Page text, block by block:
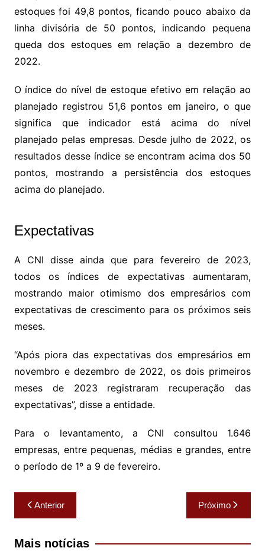
estoques foi 49,8 pontos, ficando pouco abaixo da
linha divisória de 50 pontos, indicando pequena
queda dos estoques em relação a dezembro de
2022.
O índice do nível de estoque efetivo em relação ao
planejado registrou 51,6 pontos em janeiro, o que
significa que indicador está acima do nível
planejado pelas empresas. Desde julho de 2022, os
resultados desse índice se encontram acima dos 50
pontos, mostrando a persistência dos estoques
acima do planejado.
Expectativas
A CNI disse ainda que para fevereiro de 2023,
todos os índices de expectativas aumentaram,
mostrando maior otimismo dos empresários com
expectativas de crescimento para os próximos seis
meses.
“Após piora das expectativas dos empresários em
novembro e dezembro de 2022, os dois primeiros
meses de 2023 registraram recuperação das
expectativas”, disse a entidade.
Para o levantamento, a CNI consultou 1.646
empresas, entre pequenas, médias e grandes, entre
o período de 1º a 9 de fevereiro.
Navegação
de
Post
Anterior Próximo
Mais notícias